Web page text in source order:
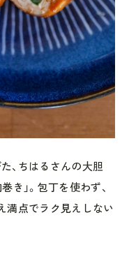
、ちはるさんの大胆
き」。包丁を使わず、
満点でラク見えしない